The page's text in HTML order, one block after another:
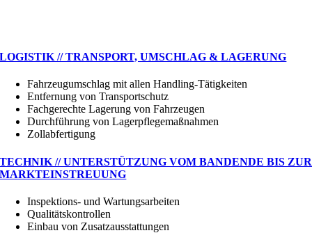
LOGISTIK // TRANSPORT, UMSCHLAG & LAGERUNG
Fahrzeugumschlag mit allen Handling-Tätigkeiten
Entfernung von Transportschutz
Fachgerechte Lagerung von Fahrzeugen
Durchführung von Lagerpflegemaßnahmen
Zollabfertigung
TECHNIK // UNTERSTÜTZUNG VOM BANDENDE BIS ZUR
MARKTEINSTREUUNG
Inspektions- und Wartungsarbeiten
Qualitätskontrollen
Einbau von Zusatzausstattungen